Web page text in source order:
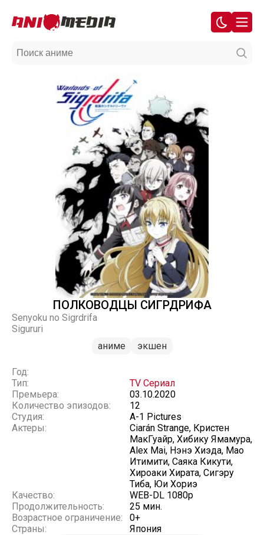
ПОЛКОВОДЦЫ СИГРДРИФА
Senyoku no Sigrdrifa
Sigururi
аниме
экшен
Год:
Тип:
TV Сериал
Премьера:
03.10.2020
Количество эпизодов:
12
Студия:
A-1 Pictures
Актеры:
Ciarán Strange, Кристен
МакГуайр, Хибику Ямамура,
Alex Mai, Нэнэ Хиэда, Мао
Итимити, Саяка Кикути,
Хироаки Хирата, Сигэру
Тиба, Юи Хориэ
Качество:
WEB-DL 1080p
Продолжительность:
25 мин.
Возрастное ограничение:
0+
Страны:
Япония